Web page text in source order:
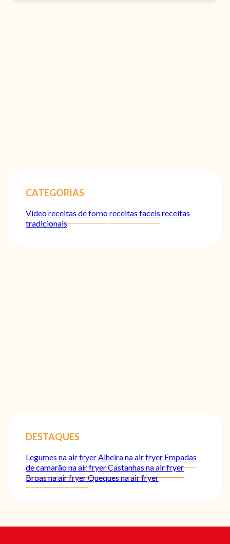
CATEGORIAS
Vídeoreceitas de fornoreceitas faceis receitas
tradicionais
DESTAQUES
Legumes na air fryer Alheira na air fryer Empadas
de camarão na air fryerCastanhas na air fryer
Broas na air fryerQueques na air fryer